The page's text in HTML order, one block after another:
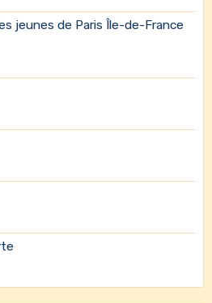
jeunes de Paris Île-de-France